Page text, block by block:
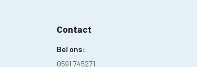
Contact
Bel ons:
0591 745271